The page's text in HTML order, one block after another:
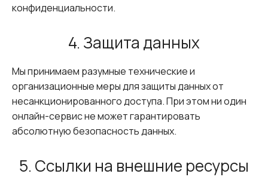
конфиденциальности.
4. Защита данных
Мы принимаем разумные технические и
организационные меры для защиты данных от
несанкционированного доступа. При этом ни один
онлайн-сервис не может гарантировать
абсолютную безопасность данных.
5. Ссылки на внешние ресурсы